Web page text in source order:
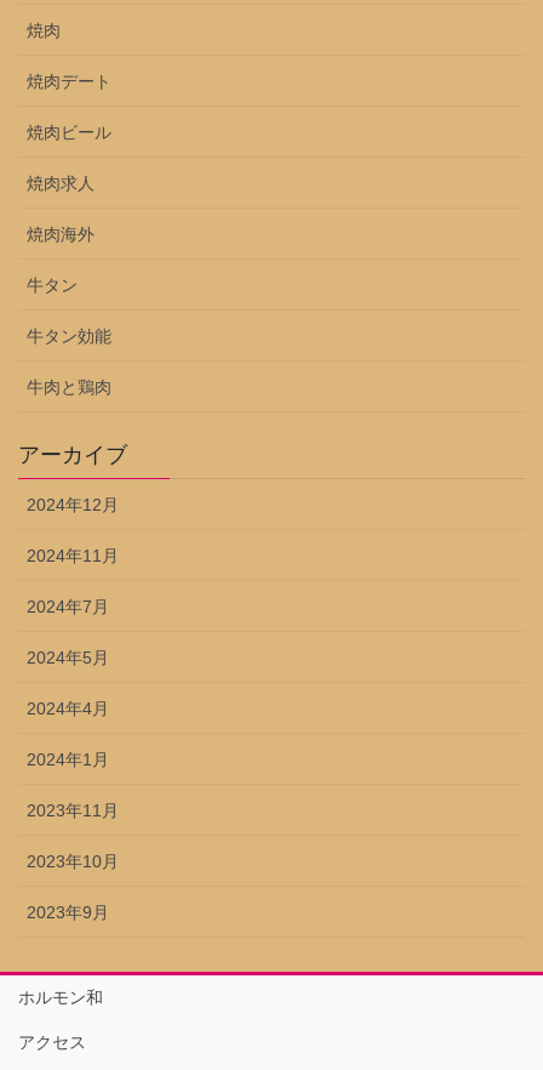
焼肉
焼肉デート
焼肉ビール
焼肉求人
焼肉海外
牛タン
牛タン効能
牛肉と鶏肉
アーカイブ
2024年12月
2024年11月
2024年7月
2024年5月
2024年4月
2024年1月
2023年11月
2023年10月
2023年9月
ホルモン和
アクセス